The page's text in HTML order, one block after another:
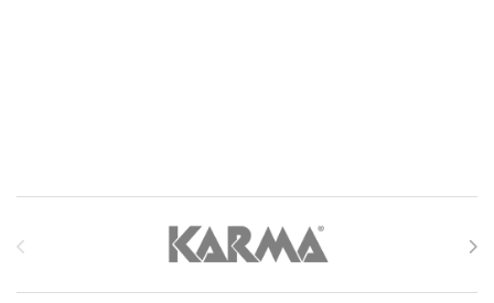
Brands Carousel